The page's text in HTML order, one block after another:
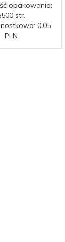
opakowania:
str.
0.05
PLN